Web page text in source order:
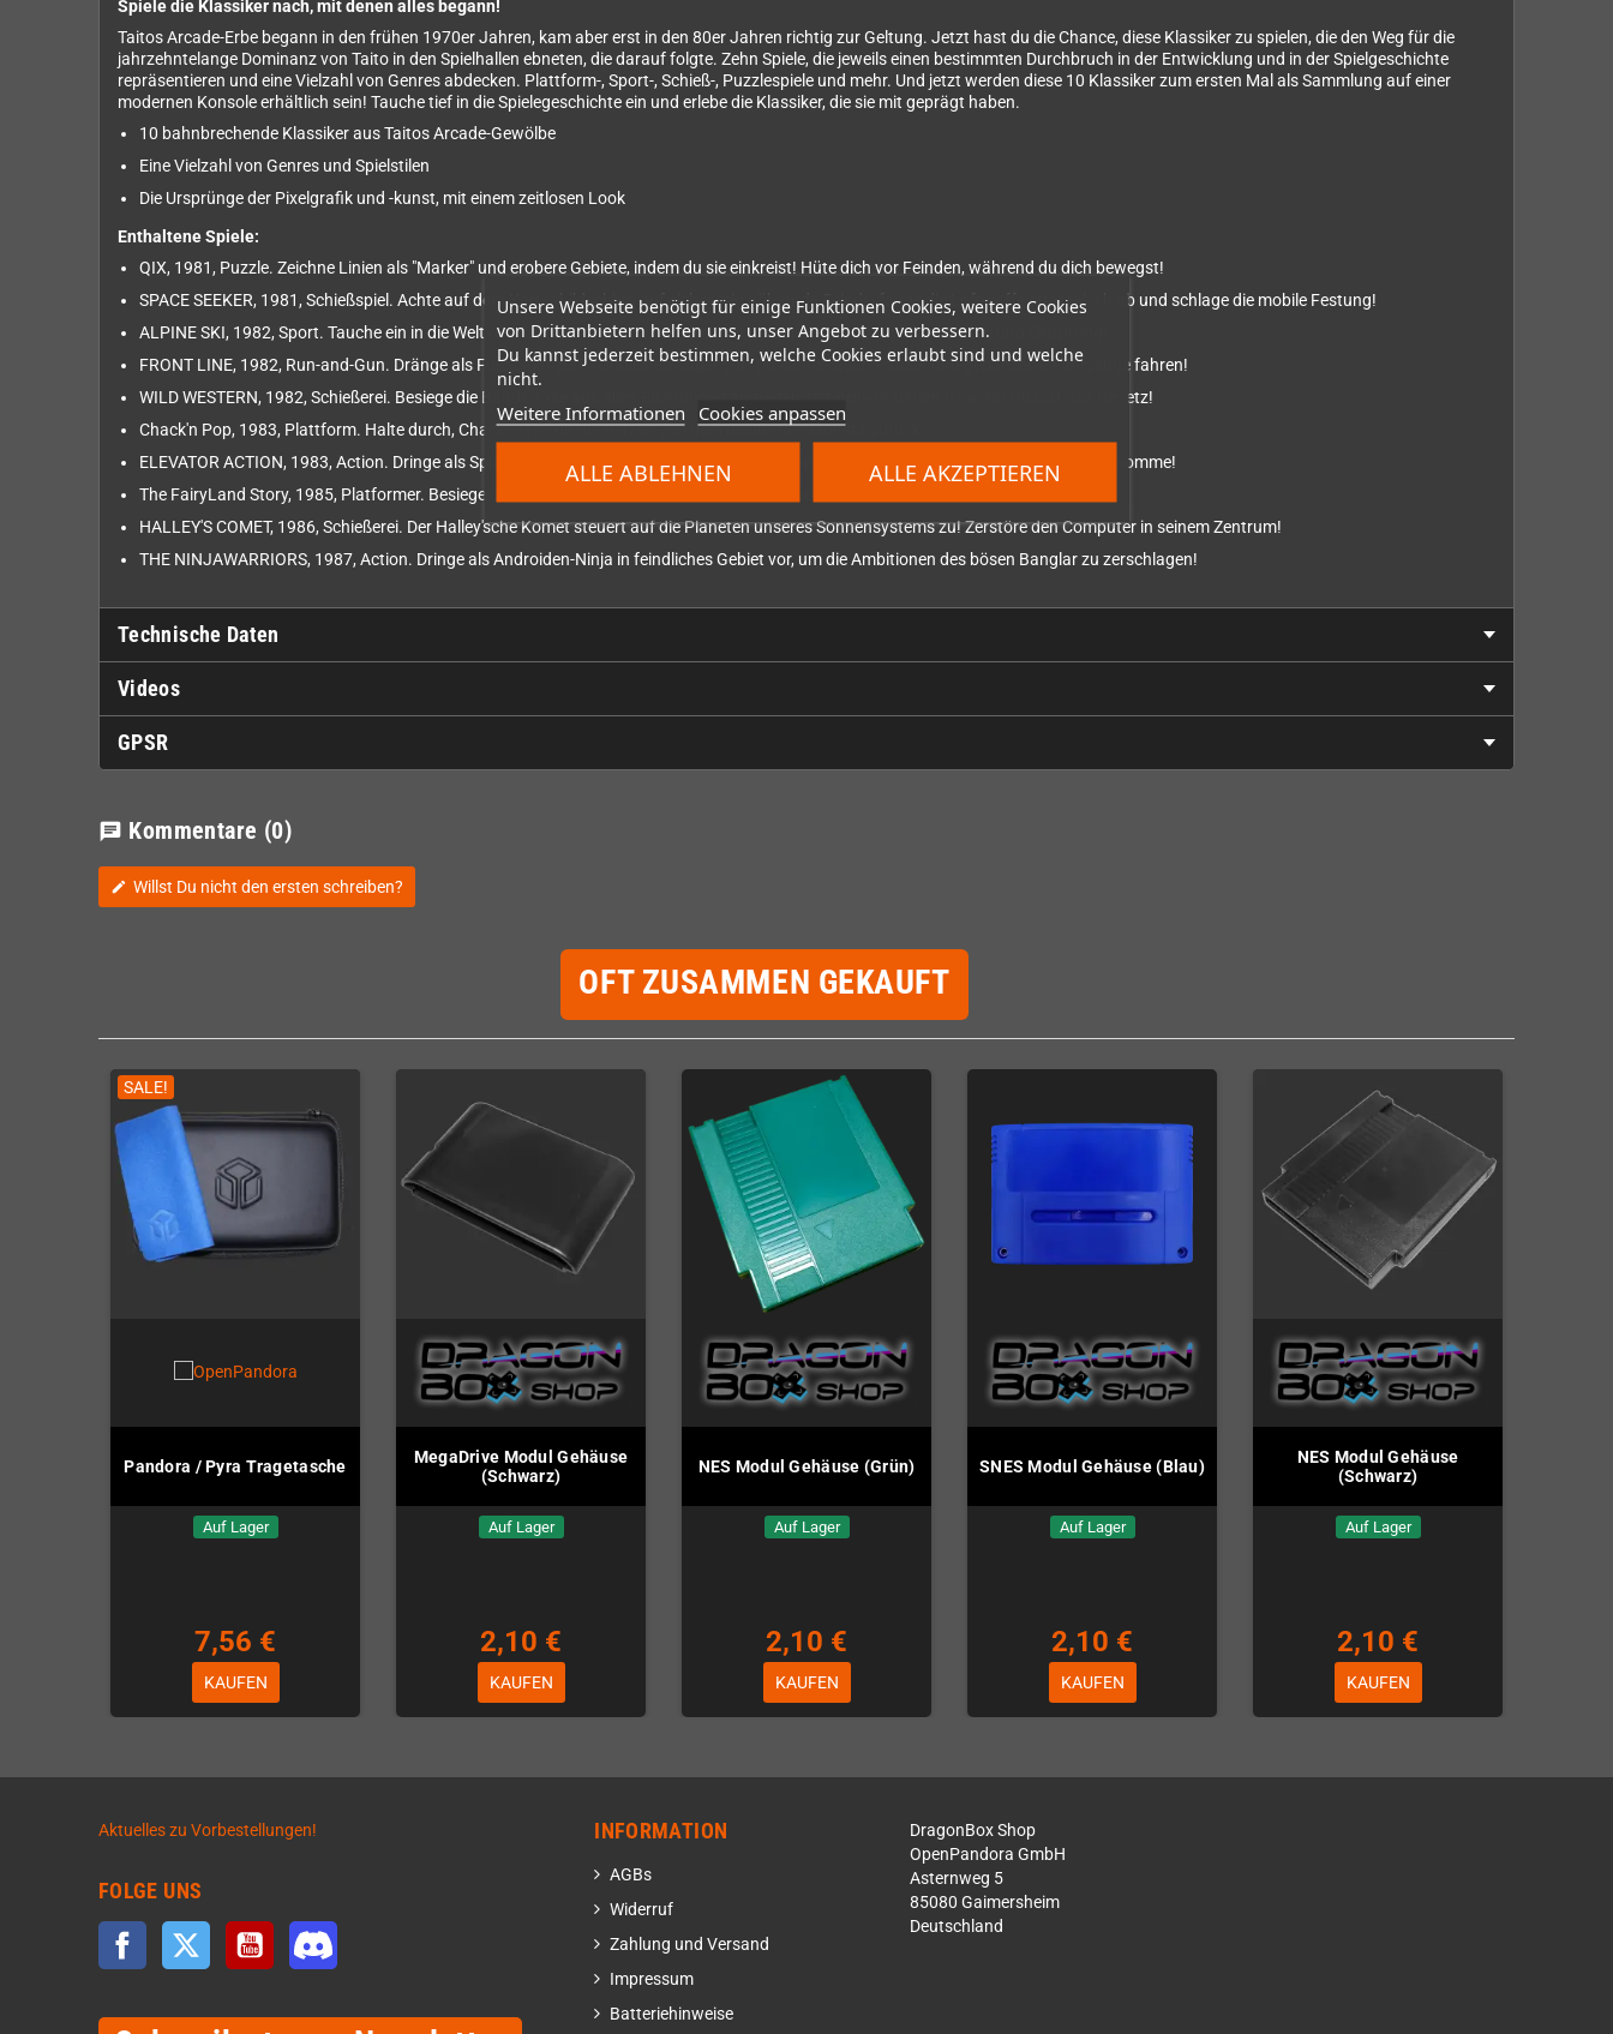
Unsere Webseite benötigt für einige Funktionen Cookies, weitere Cookies
von Drittanbietern helfen uns, unser Angebot zu verbessern.
Du kannst jederzeit bestimmen, welche Cookies erlaubt sind und welche
nicht.
Weitere Informationen Cookies anpassen
ALLE ABLEHNEN ALLE AKZEPTIEREN
Spiele die Klassiker nach, mit denen alles begann!
Taitos Arcade-Erbe begann in den frühen 1970er Jahren, kam aber erst in den 80er Jahren richtig zur Geltung. Jetzt hast du die Chance, diese Klassiker zu spielen, die den Weg für die
jahrzehntelange Dominanz von Taito in den Spielhallen ebneten, die darauf folgte. Zehn Spiele, die jeweils einen bestimmten Durchbruch in der Entwicklung und in der Spielgeschichte
repräsentieren und eine Vielzahl von Genres abdecken. Plattform-, Sport-, Schieß-, Puzzlespiele und mehr. Und jetzt werden diese 10 Klassiker zum ersten Mal als Sammlung auf einer
modernen Konsole erhältlich sein! Tauche tief in die Spielegeschichte ein und erlebe die Klassiker, die sie mit geprägt haben.
10 bahnbrechende Klassiker aus Taitos Arcade-Gewölbe
Eine Vielzahl von Genres und Spielstilen
Die Ursprünge der Pixelgrafik und -kunst, mit einem zeitlosen Look
Enthaltene Spiele:
QIX, 1981, Puzzle. Zeichne Linien als "Marker" und erobere Gebiete, indem du sie einkreist! Hüte dich vor Feinden, während du dich bewegst!
SPACE SEEKER, 1981, Schießspiel. Achte auf dem Kartenbildschirm auf sich stetig nähernde Feinde, fange die Luftwaffe strategisch ab und schlage die mobile Festung!
ALPINE SKI, 1982, Sport. Tauche ein in die Welt des Schnees und nimm an drei Wettbewerben teil: Skiabfahrt, Slalom und Skisprung!
FRONT LINE, 1982, Run-and-Gun. Dränge als Fußsoldat zum feindlichen Lager vor! Du kannst auch Panzer und gepanzerte Fahrzeuge fahren!
WILD WESTERN, 1982, Schießerei. Besiege die Banden, die aus allen Richtungen angreifen, mit deinem treuen Gewehr! Du bist das Gesetz!
Chack'n Pop, 1983, Plattform. Halte durch, Chack'n! Hol dir die Herzen von dem diebischen Monsta zurück!
ELEVATOR ACTION, 1983, Action. Dringe als Spion auf einer Solo-Mission in ein Gebäude ein, besorge alle Geheimdokumente und entkomme!
The FairyLand Story, 1985, Platformer. Besiege als Hexe Ptolemäus die Monster tief im Inneren des Schlosses!
HALLEY'S COMET, 1986, Schießerei. Der Halley'sche Komet steuert auf die Planeten unseres Sonnensystems zu! Zerstöre den Computer in seinem Zentrum!
THE NINJAWARRIORS, 1987, Action. Dringe als Androiden-Ninja in feindliches Gebiet vor, um die Ambitionen des bösen Banglar zu zerschlagen!
Technische Daten
Videos
GPSR
chat Kommentare (0)
edit Willst Du nicht den ersten schreiben?
OFT ZUSAMMEN GEKAUFT
SALE!
Pandora / Pyra Tragetasche
Auf Lager
7,56 €
KAUFEN
MegaDrive Modul Gehäuse
(Schwarz)
Auf Lager
2,10 €
KAUFEN
NES Modul Gehäuse (Grün)
Auf Lager
2,10 €
KAUFEN
SNES Modul Gehäuse (Blau)
Auf Lager
2,10 €
KAUFEN
NES Modul Gehäuse
(Schwarz)
Auf Lager
2,10 €
KAUFEN
Aktuelles zu Vorbestellungen!
FOLGE UNS
Facebook Twitter YouTube
INFORMATION
AGBs
Widerruf
Zahlung und Versand
Impressum
Batteriehinweise
DragonBox Shop
OpenPandora GmbH
Asternweg 5
85080 Gaimersheim
Deutschland